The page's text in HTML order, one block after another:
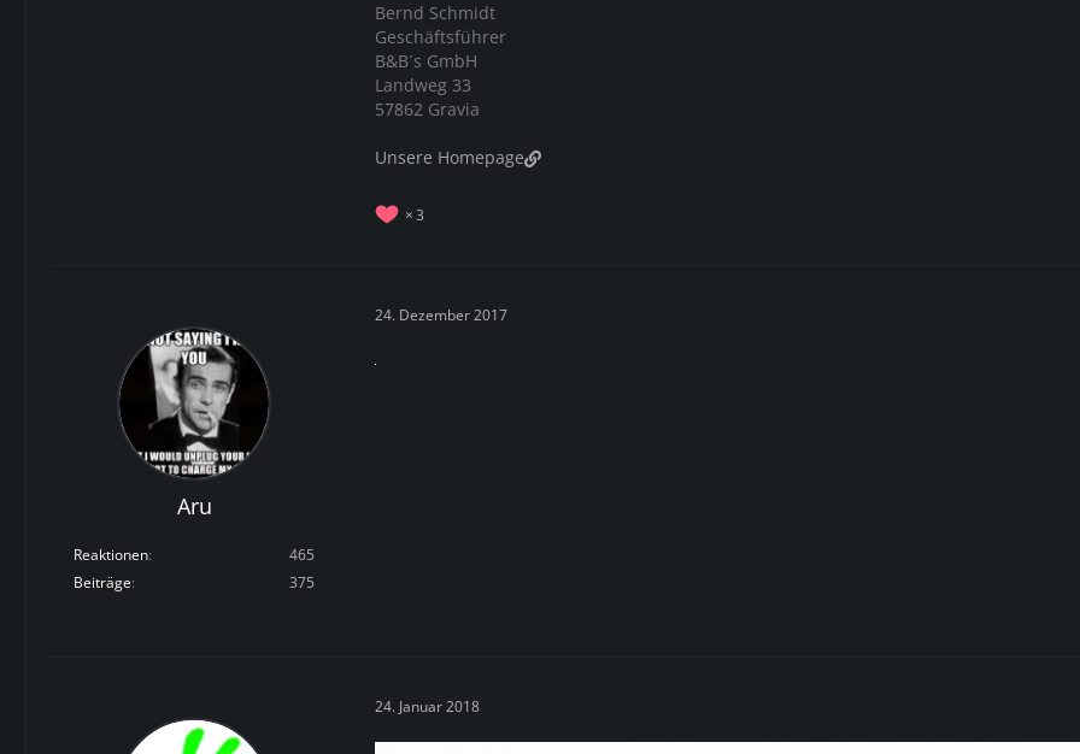
Bernd Schmidt
Geschäftsführer
B&B´s GmbH
Landweg 33
57862 Gravia
Unsere Homepage
3
Aru
Reaktionen
465
Beiträge
375
24. Dezember 2017
24. Januar 2018